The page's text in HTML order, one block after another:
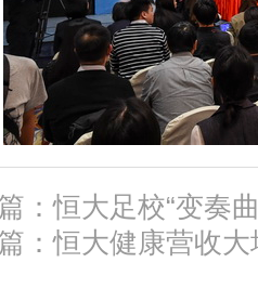
：恒大足校“变奏
：恒大健康营收